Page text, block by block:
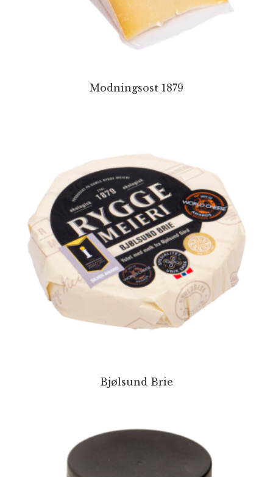
Modningsost 1879
Bjølsund Brie